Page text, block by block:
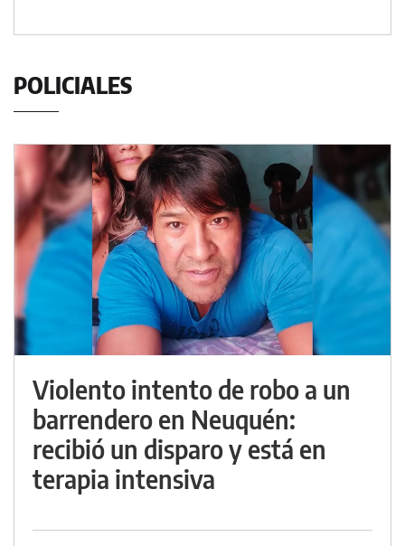
POLICIALES
Violento intento de robo a un
barrendero en Neuquén:
recibió un disparo y está en
terapia intensiva